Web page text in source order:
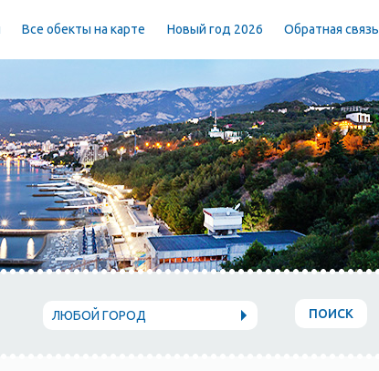
Все обекты на карте Новый год 2026 Обратная связь
ЛЮБОЙ ГОРОД ПОИСК